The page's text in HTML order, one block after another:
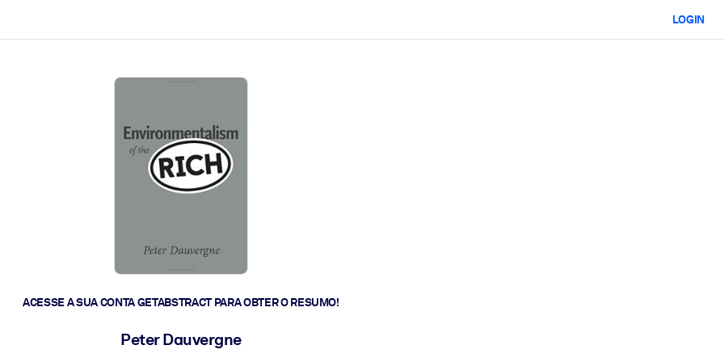
LOGIN
ACESSE A SUA CONTA GETABSTRACT PARA OBTER O RESUMO!
Peter Dauvergne